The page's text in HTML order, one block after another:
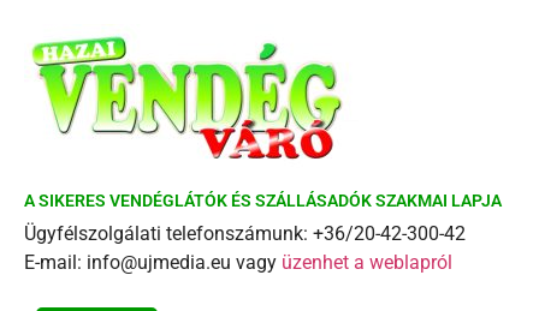
A SIKERES VENDÉGLÁTÓK ÉS SZÁLLÁSADÓK SZAKMAI LAPJA
Ügyfélszolgálati telefonszámunk: +36/20-42-300-42
E-mail: info@ujmedia.eu vagy üzenhet a weblapról